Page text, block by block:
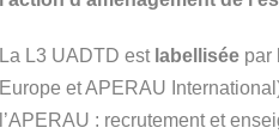
La L3 UADTD est labellisée par
Europe et APERAU
l’APERAU : recrutement et